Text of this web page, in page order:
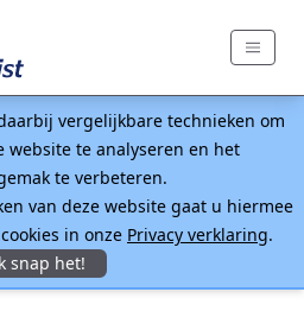
vergelijkbare technieken om
website te analyseren en het
te verbeteren.
van deze website gaat u hiermee
in onze Privacy verklaring.
snap het!